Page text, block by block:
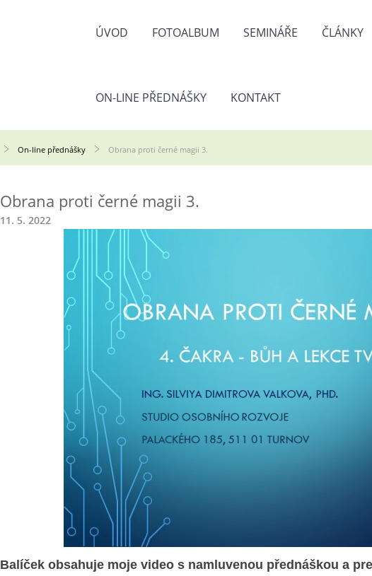
ÚVOD FOTOALBUM SEMINÁŘE ČLÁNKY
ON-LINE PŘEDNÁŠKY KONTAKT
On-line přednášky Obrana proti černé magii 3.
Obrana proti černé magii 3.
11. 5. 2022
Balíček obsahuje moje video s namluvenou přednáškou a